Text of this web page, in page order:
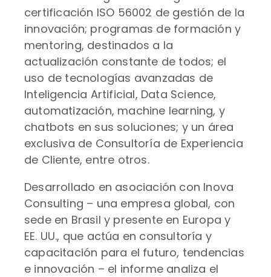
certificación ISO 56002 de gestión de la
innovación; programas de formación y
mentoring, destinados a la
actualización constante de todos; el
uso de tecnologías avanzadas de
Inteligencia Artificial, Data Science,
automatización, machine learning, y
chatbots en sus soluciones; y un área
exclusiva de Consultoría de Experiencia
de Cliente, entre otros.
Desarrollado en asociación con Inova
Consulting – una empresa global, con
sede en Brasil y presente en Europa y
EE. UU., que actúa en consultoría y
capacitación para el futuro, tendencias
e innovación – el informe analiza el